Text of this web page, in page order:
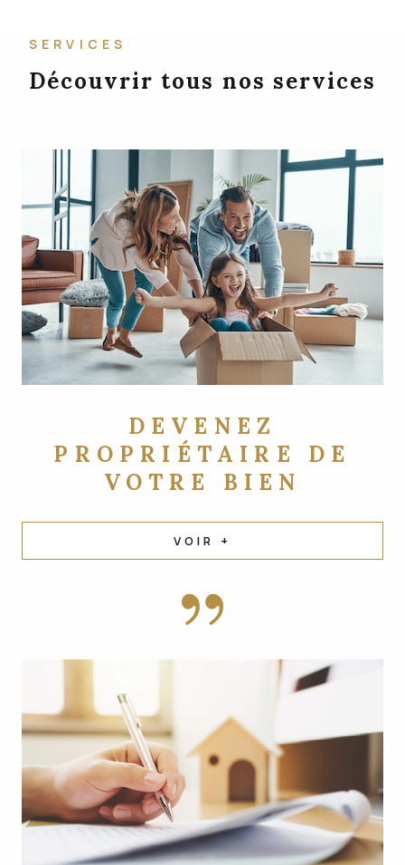
SERVICES
Découvrir tous nos services
DEVENEZ
PROPRIÉTAIRE DE
VOTRE BIEN
VOIR +